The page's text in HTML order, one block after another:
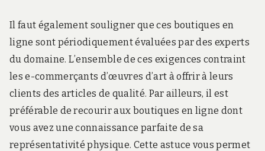
Il faut également souligner que ces boutiques en
ligne sont périodiquement évaluées par des experts
du domaine. L’ensemble de ces exigences contraint
les e-commerçants d’œuvres d’art à offrir à leurs
clients des articles de qualité. Par ailleurs, il est
préférable de recourir aux boutiques en ligne dont
vous avez une connaissance parfaite de sa
représentativité physique. Cette astuce vous permet